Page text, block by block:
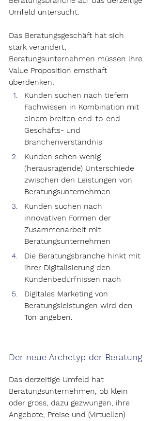
Umfeld untersucht.
Das Beratungsgeschäft hat sich
stark verändert,
Beratungsunternehmen müssen ihre
Value Proposition ernsthaft
überdenken:
Kunden suchen nach tiefem
Fachwissen in Kombination mit
einem breiten end-to-end
Geschäfts- und
Branchenverständnis
Kunden sehen wenig
(herausragende) Unterschiede
zwischen den Leistungen von
Beratungsunternehmen
Kunden suchen nach
innovativen Formen der
Zusammenarbeit mit
Beratungsunternehmen
Die Beratungsbranche hinkt mit
ihrer Digitalisierung den
Kundenbedürfnissen nach
Digitales Marketing von
Beratungsleistungen wird den
Ton angeben.
Der neue Archetyp der Beratung
Das derzeitige Umfeld hat
Beratungsunternehmen, ob klein
oder gross, dazu gezwungen, ihre
Angebote, Preise und (virtuellen)